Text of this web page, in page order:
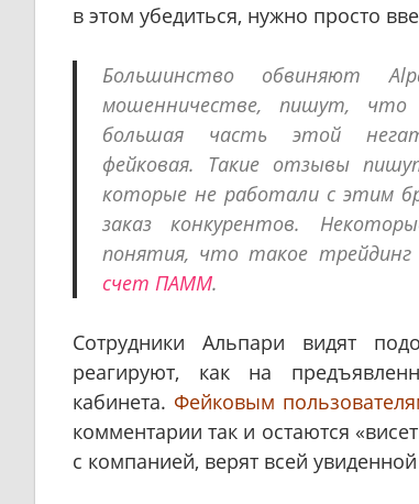
в этом убедиться, нужно просто
Большинство обвиняют
мошенничестве, пишут,
большая часть этой
фейковая. Такие отзывы
которые не работали с этим
заказ конкурентов.
понятия, что такое трейдинг
счет ПАММ.
Сотрудники Альпари видят
реагируют, как на
кабинета. Фейковым
комментарии так и остаются
с компанией, верят всей